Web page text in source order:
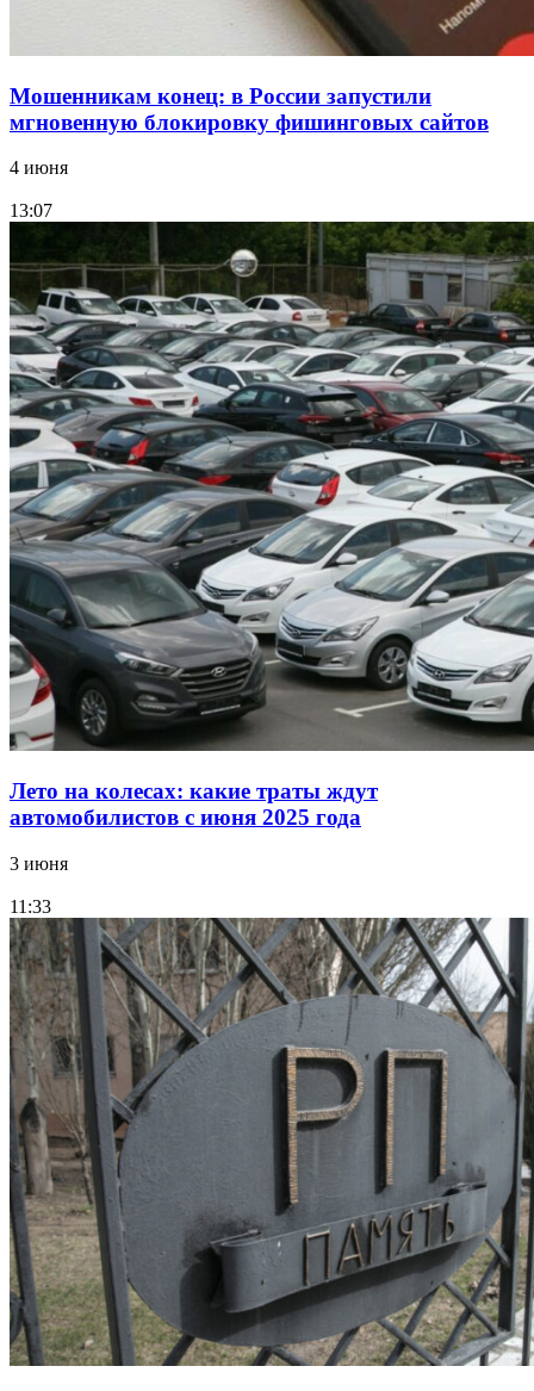
Мошенникам конец: в России запустили
мгновенную блокировку фишинговых сайтов
4 июня
13:07
Лето на колесах: какие траты ждут
автомобилистов с июня 2025 года
3 июня
11:33